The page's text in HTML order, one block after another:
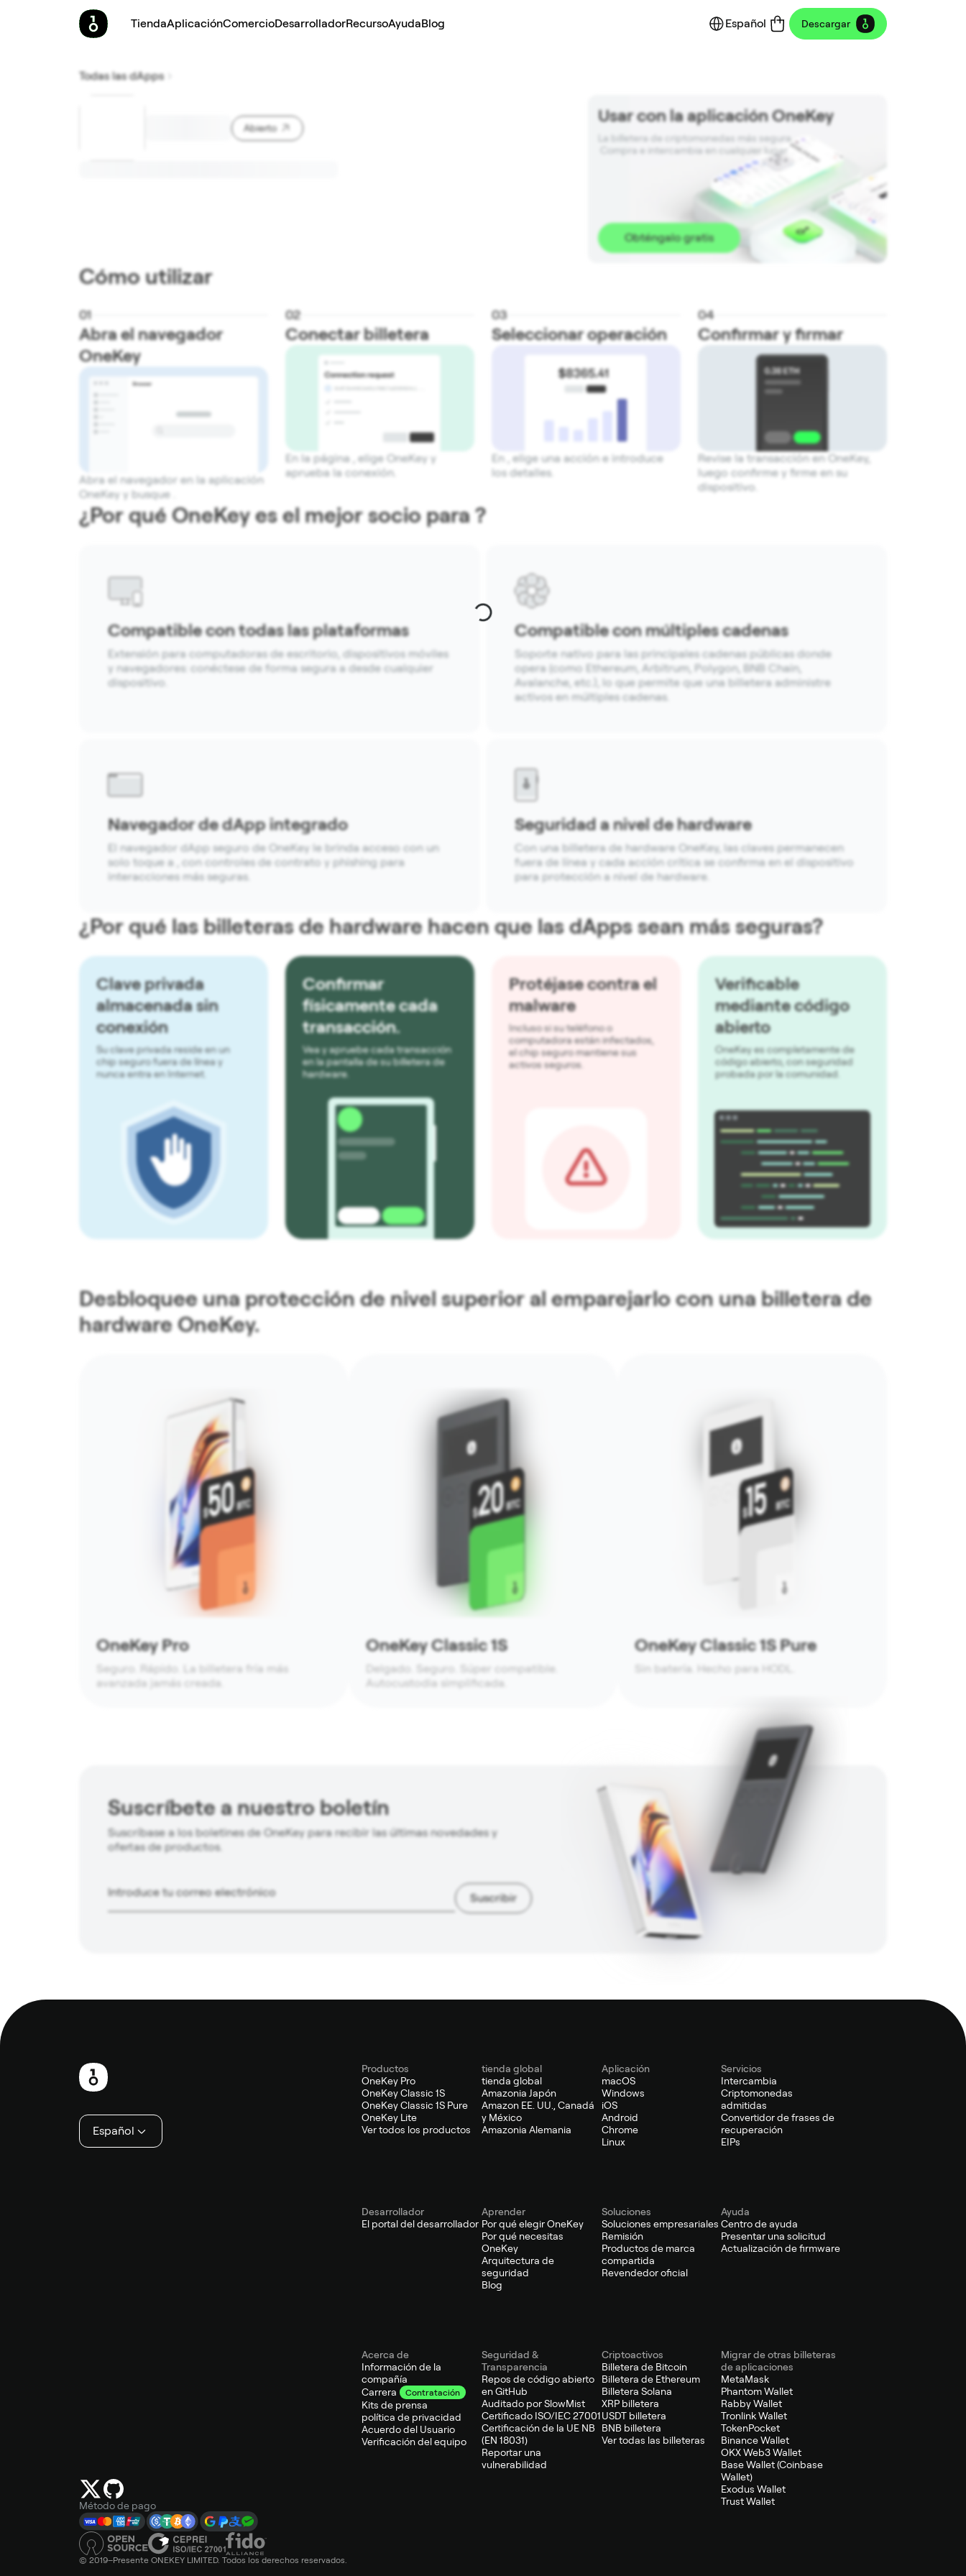
TiendaAplicaciónComercioDesarrolladorRecursoAyudaBlog Español Descargar
Todas las dApps
Abierto
Usar con la aplicación OneKey
La billetera de criptomonedas más segura.
Compra e intercambia en cualquier lugar.
Obténgalo gratis
Cómo utilizar
01
Abra el navegador
OneKey
Abra el navegador en la aplicación
OneKey y busque .
02
Conectar billetera
En la página , elige OneKey y
aprueba la conexión.
03
Seleccionar operación
En , elige una acción e introduce
los detalles.
04
Confirmar y firmar
Revise la transacción en OneKey,
luego confirme y firme en su
dispositivo.
¿Por qué OneKey es el mejor socio para ?
Compatible con todas las plataformas
Extensión para computadoras de escritorio, dispositivos móviles
y navegadores: conéctese de forma segura a desde cualquier
dispositivo.
Compatible con múltiples cadenas
Soporte nativo para las principales cadenas públicas donde
opera (como Ethereum, Arbitrum, Polygon, BNB Chain,
Avalanche, etc.), lo que permite que una billetera administre
activos en múltiples cadenas.
Navegador de dApp integrado
El navegador dApp seguro de OneKey le brinda acceso con un
solo toque a , con controles de contrato y phishing para
interacciones más seguras.
Seguridad a nivel de hardware
Con una billetera de hardware OneKey, las claves permanecen
fuera de línea y cada acción crítica se confirma en el dispositivo
para protección a nivel de hardware.
¿Por qué las billeteras de hardware hacen que las dApps sean más seguras?
Clave privada
almacenada sin
conexión
Su clave privada reside en un
chip seguro fuera de línea y
nunca entra en Internet.
Confirmar
físicamente cada
transacción.
Vea y apruebe cada transacción
en la pantalla de su billetera de
hardware.
Protéjase contra el
malware
Incluso si su teléfono o
computadora están infectados,
el chip seguro mantiene sus
activos seguros.
Verificable
mediante código
abierto
OneKey es completamente de
código abierto, con seguridad
probada por la comunidad.
Desbloquee una protección de nivel superior al emparejarlo con una billetera de
hardware OneKey.
OneKey Pro
Seguro. Rápido. La billetera fría más
avanzada jamás creada.
OneKey Classic 1S
Delgado. Seguro. Súper compatible.
Autocustodia simplificada.
OneKey Classic 1S Pure
Sin batería. Hecho para HODL.
Suscríbete a nuestro boletín
Suscríbase a los boletines de OneKey para recibir las últimas novedades y
ofertas de productos.
Suscribir
Español
Método de pago
© 2019–Presente ONEKEY LIMITED. Todos los derechos reservados.
Productos
OneKey Pro
OneKey Classic 1S
OneKey Classic 1S Pure
OneKey Lite
Ver todos los productos
tienda global
tienda global
Amazonia Japón
Amazon EE. UU., Canadá
y México
Amazonia Alemania
Aplicación
macOS
Windows
iOS
Android
Chrome
Linux
Servicios
Intercambia
Criptomonedas
admitidas
Convertidor de frases de
recuperación
EIPs
Desarrollador
El portal del desarrollador
Aprender
Por qué elegir OneKey
Por qué necesitas
OneKey
Arquitectura de
seguridad
Blog
Soluciones
Soluciones empresariales
Remisión
Productos de marca
compartida
Revendedor oficial
Ayuda
Centro de ayuda
Presentar una solicitud
Actualización de firmware
Acerca de
Información de la
compañía
Carrera
Contratación
Kits de prensa
política de privacidad
Acuerdo del Usuario
Verificación del equipo
Seguridad &
Transparencia
Repos de código abierto
en GitHub
Auditado por SlowMist
Certificado ISO/IEC 27001
Certificación de la UE NB
(EN 18031)
Reportar una
vulnerabilidad
Criptoactivos
Billetera de Bitcoin
Billetera de Ethereum
Billetera Solana
XRP billetera
USDT billetera
BNB billetera
Ver todas las billeteras
Migrar de otras billeteras
de aplicaciones
MetaMask
Phantom Wallet
Rabby Wallet
Tronlink Wallet
TokenPocket
Binance Wallet
OKX Web3 Wallet
Base Wallet (Coinbase
Wallet)
Exodus Wallet
Trust Wallet